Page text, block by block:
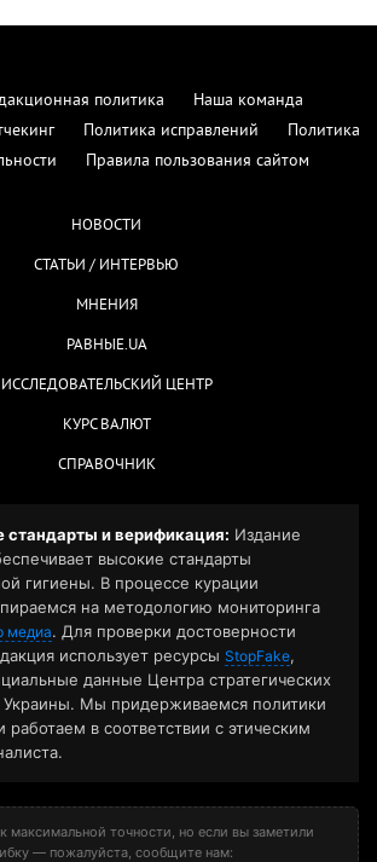
политика
Наша команда
Политика исправлений
Политика
Правила пользования сайтом
НОВОСТИ
СТАТЬИ / ИНТЕРВЬЮ
МНЕНИЯ
РАВНЫЕ.UA
ИССЛЕДОВАТЕЛЬСКИЙ ЦЕНТР
КУРС ВАЛЮТ
СПРАВОЧНИК
стандарты и верификация: Издание
высокие стандарты
гигиены. В процессе курации
на методологию мониторинга
медиа. Для проверки достоверности
использует ресурсы StopFake,
данные Центра стратегических
Мы придерживаемся политики
работаем в соответствии с этическим
максимальной точности, но если вы заметили
— пожалуйста, сообщите нам: